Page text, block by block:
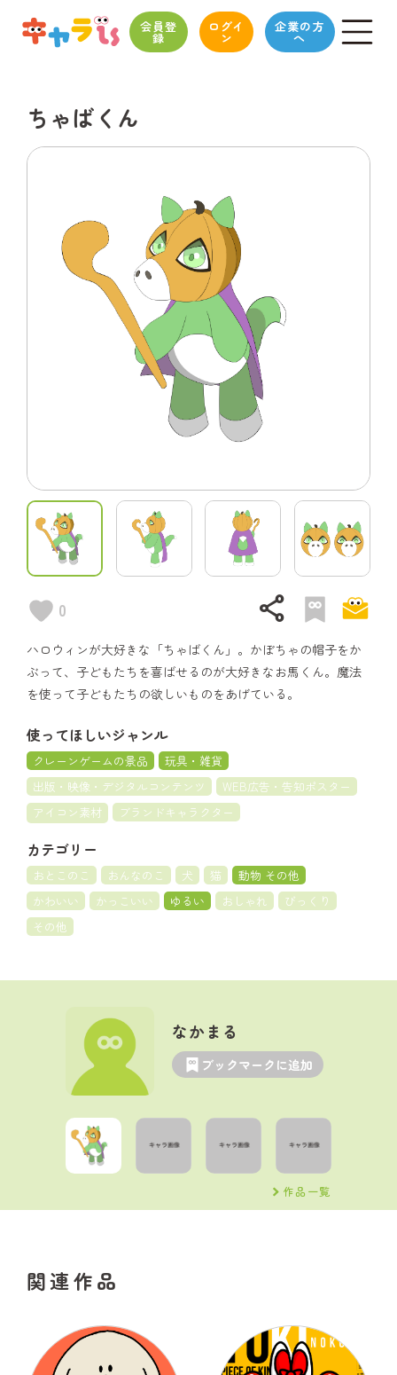
会員登
録
ログイ
ン
企業の方
へ
ちゃばくん
0 share
ハロウィンが大好きな「ちゃばくん」。かぼちゃの帽子をか
ぶって、子どもたちを喜ばせるのが大好きなお馬くん。魔法
を使って子どもたちの欲しいものをあげている。
使ってほしいジャンル
クレーンゲームの景品
玩具・雑貨
出版・映像・デジタルコンテンツ
WEB広告・告知ポスター
アイコン素材
ブランドキャラクター
カテゴリー
おとこのこ おんなのこ 犬 猫
動物 その他
かわいい
かっこいい ゆるい おしゃれ
びっくり
その他
なかまる
ブックマークに追加
作品一覧
関連作品